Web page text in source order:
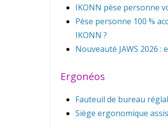
IKONN pèse personne
Pèse personne 100 %
IKONN ?
Nouveauté JAWS 2026
Ergonéos
Fauteuil de bureau
Siège ergonomique